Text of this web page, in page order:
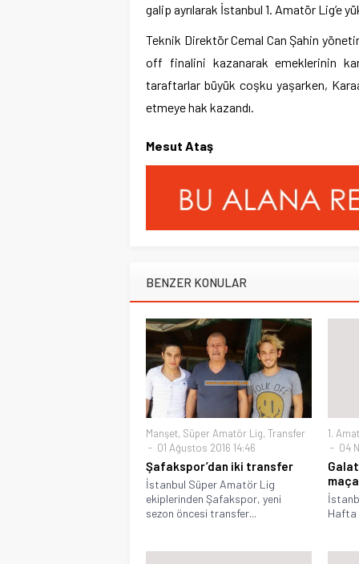
galip ayrılarak İstanbul 1. Amatör Lig’e
Teknik Direktör Cemal Can Şahin
off finalini kazanarak emeklerinin
taraftarlar büyük coşku yaşarken,
etmeye hak kazandı.
Mesut Ataş
BENZER KONULAR
Manşet, Süper Amatör Lig, Transfer
01 Ağustos 2016 14:46
Şafakspor’dan iki transfer
İstanbul Süper Amatör Lig
ekiplerinden Şafakspor, yeni
sezon öncesi transfer...
1.
04
Hafta